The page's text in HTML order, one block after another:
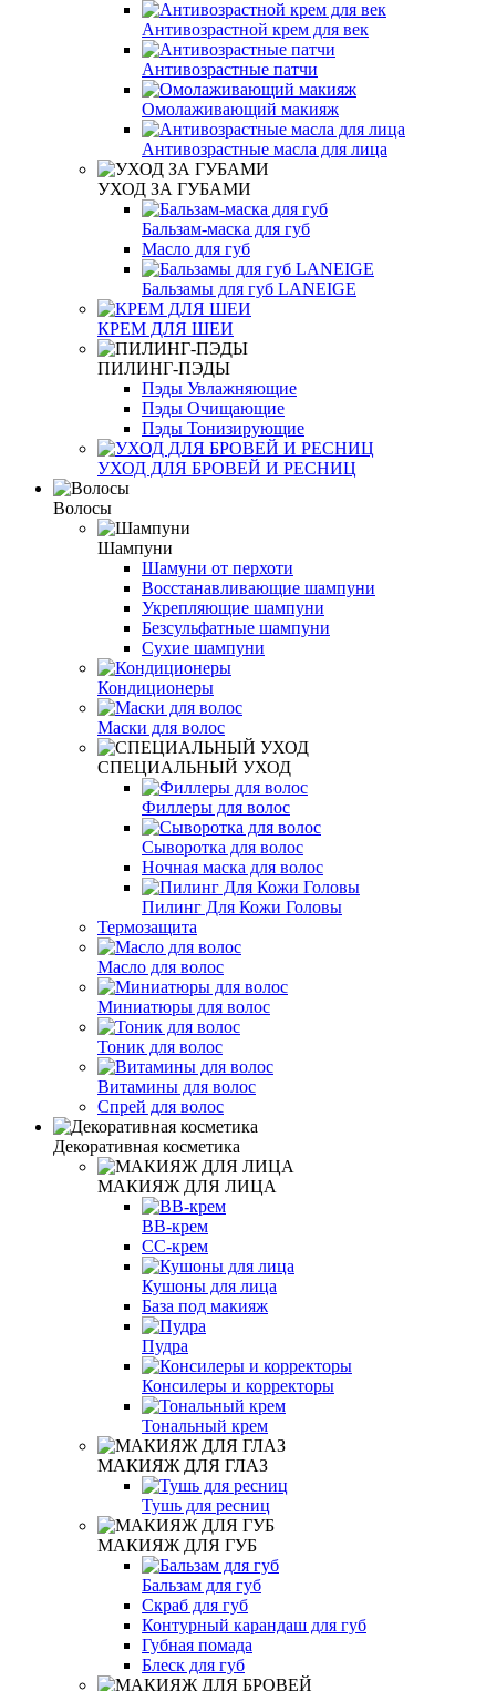
Антивозрастной крем для век
Антивозрастные патчи
Омолаживающий макияж
Антивозрастные масла для лица
УХОД ЗА ГУБАМИ
Бальзам-маска для губ
Масло для губ
Бальзамы для губ LANEIGE
КРЕМ ДЛЯ ШЕИ
ПИЛИНГ-ПЭДЫ
Пэды Увлажняющие
Пэды Очищающие
Пэды Тонизирующие
УХОД ДЛЯ БРОВЕЙ И РЕСНИЦ
Волосы
Шампуни
Шамуни от перхоти
Восстанавливающие шампуни
Укрепляющие шампуни
Безсульфатные шампуни
Сухие шампуни
Кондиционеры
Маски для волос
СПЕЦИАЛЬНЫЙ УХОД
Филлеры для волос
Сыворотка для волос
Ночная маска для волос
Пилинг Для Кожи Головы
Термозащита
Масло для волос
Миниатюры для волос
Тоник для волос
Витамины для волос
Спрей для волос
Декоративная косметика
МАКИЯЖ ДЛЯ ЛИЦА
ВВ-крем
СС-крем
Кушоны для лица
База под макияж
Пудра
Консилеры и корректоры
Тональный крем
МАКИЯЖ ДЛЯ ГЛАЗ
Тушь для ресниц
МАКИЯЖ ДЛЯ ГУБ
Бальзам для губ
Скраб для губ
Контурный карандаш для губ
Губная помада
Блеск для губ